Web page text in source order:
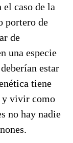
el caso de la
portero de
de
una especie
estar
tiene
y vivir como
no hay nadie